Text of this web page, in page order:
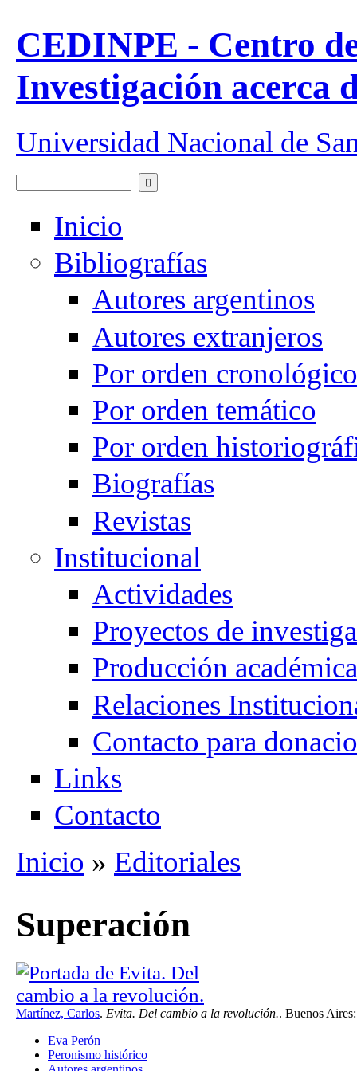
CEDINPE - Centro
Investigación acerca
Universidad Nacional de
Formulario de búsqueda
Inicio
Bibliografías
Autores argentinos
Autores extranjeros
Por orden cronológico
Por orden temático
Por orden
Biografías
Revistas
Institucional
Actividades
Proyectos de
Producción académica
Relaciones
Contacto para
Links
Contacto
Se encuentra usted aquí
Inicio » Editoriales
Superación
Martínez, Carlos. Evita. Del cambio a la revolución.. Buenos
Eva Perón
Peronismo histórico